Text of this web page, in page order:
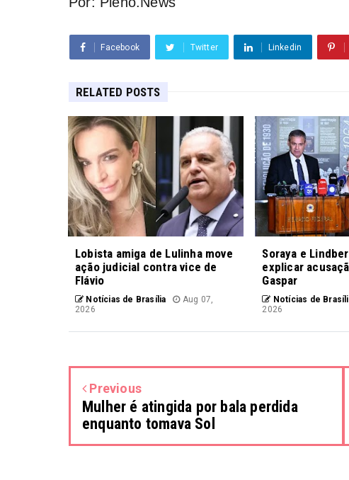
Facebook Twitter Linkedin
RELATED POSTS
Lobista amiga de Lulinha move
ação judicial contra vice de
Flávio
Notícias de Brasília
Aug 07,
2026
Soraya e
explicar
Gaspar
Notícias de
2026
Previous
Mulher é atingida por bala perdida
enquanto tomava Sol